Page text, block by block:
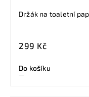
Držák na toaletní
299 Kč
Do košíku